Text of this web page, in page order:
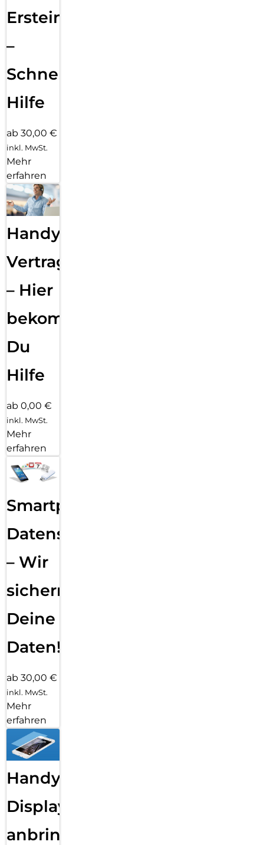
Ersteinrichtung
–
Schnelle
Hilfe
ab 30,00 €
inkl. MwSt.
Mehr
erfahren
Handy
Vertragsabwicklung
– Hier
bekommst
Du
Hilfe
ab 0,00 €
inkl. MwSt.
Mehr
erfahren
Smartphone
Datensicherung
– Wir
sichern
Deine
Daten!
ab 30,00 €
inkl. MwSt.
Mehr
erfahren
Handy
Displayfolie
anbringen